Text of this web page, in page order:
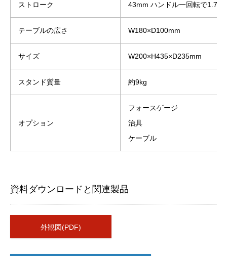
ストローク 43mm ハンドル一回転で
テーブルの広さ W180×D100mm
サイズ W200×H435×D235mm
スタンド質量 約9kg
オプション
フォースゲージ
治具
ケーブル
資料ダウンロードと関連製品
外観図(PDF)